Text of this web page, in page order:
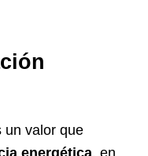
un valor que
energética, en